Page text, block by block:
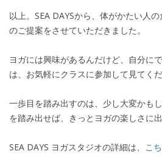
以上。SEA DAYSから、体がかたい人
のご提案をさせていただきました。
ヨガには興味があるんだけど、自分に
は、お気軽にクラスに参加して見てくだ
一歩目を踏み出すのは、少し大変かも
を踏み出せば、きっとヨガの楽しさに
SEA DAYS ヨガスタジオの詳細は、 こ